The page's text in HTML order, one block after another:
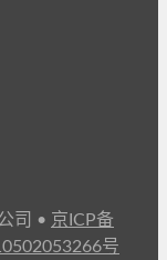
司 • 京ICP备
号